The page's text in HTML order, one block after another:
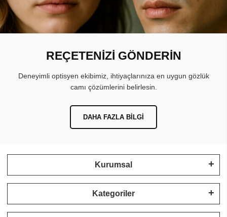
REÇETENİZİ GÖNDERİN
Deneyimli optisyen ekibimiz, ihtiyaçlarınıza en uygun gözlük
camı çözümlerini belirlesin.
DAHA FAZLA BILGI
Kurumsal
Kategoriler